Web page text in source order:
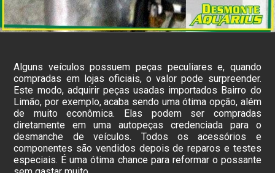
Alguns veículos possuem peças peculiares e, quando
compradas em lojas oficiais, o valor pode surpreender.
Este modo, adquirir peças usadas importados Bairro do
Limão, por exemplo, acaba sendo uma ótima opção, além
de muito econômica. Elas podem ser compradas
diretamente em uma autopeças credenciada para o
desmanche de veículos. Todos os acessórios e
componentes são vendidos depois de reparos e testes
especiais. É uma ótima chance para reformar o possante